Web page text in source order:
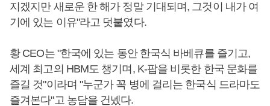
지겠지만 새로운 한 해가 정말 기대되며, 그것이 내가 여
기에 있는 이유"라고 덧붙였다.
황 CEO는 "한국에 있는 동안 한국식 바베큐를 즐기고,
세계 최고의 HBM도 챙기며, K-팝을 비롯한 한국 문화를
즐길 것"이라며 "누군가 꼭 병에 걸리는 한국식 드라마도
즐겨본다"고 농담을 건넸다.